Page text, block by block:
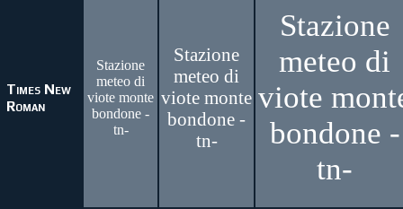
Times New
Roman
Stazione
meteo di
viote monte
bondone -
tn-
Stazione
meteo di
viote monte
bondone -
tn-
Stazione
meteo di
viote
bondone -
tn-